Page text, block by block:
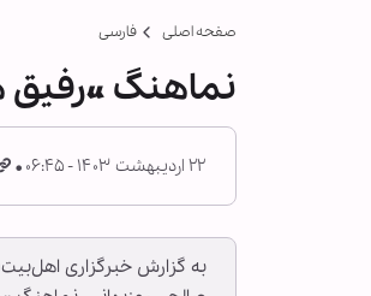
صفحه اصلی فارسی
نماهنگ «رفیق
۲۲ اردیبهشت ۱۴۰۳ - ۰۶:۴۵
به گزارش خبرگزاری